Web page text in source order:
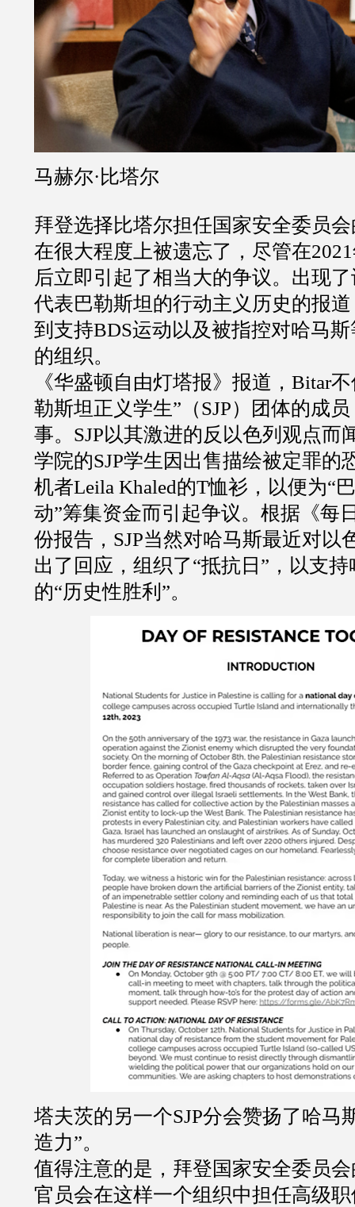
马赫尔· 比塔尔
拜登选择比塔尔担任国家安全委员
在很大程度上被遗忘了，尽管在2021
后立即引起了相当大的争议。出现
代表巴勒斯坦的行动主义历史的报
到支持BDS运动以及被指控对哈马
的组织。
《华盛顿自由灯塔报》报道， Bitar
勒斯坦正义学生” （SJP）团体的成
事。 SJP以其激进的反以色列观点而
学院的SJP学生因出售描绘被定罪的
机者Leila Khaled的T恤衫，以便为“
动”筹集资金而引起争议。根据《每
份报告， SJP当然对哈马斯最近对以
出了回应，组织了“抵抗日 ” ，以支
的“历史性胜利 ”。
塔夫茨的另一个SJP分会赞扬了哈马
造力”。
值得注意的是，拜登国家安全委员
官员会在这样一个组织中担任高级